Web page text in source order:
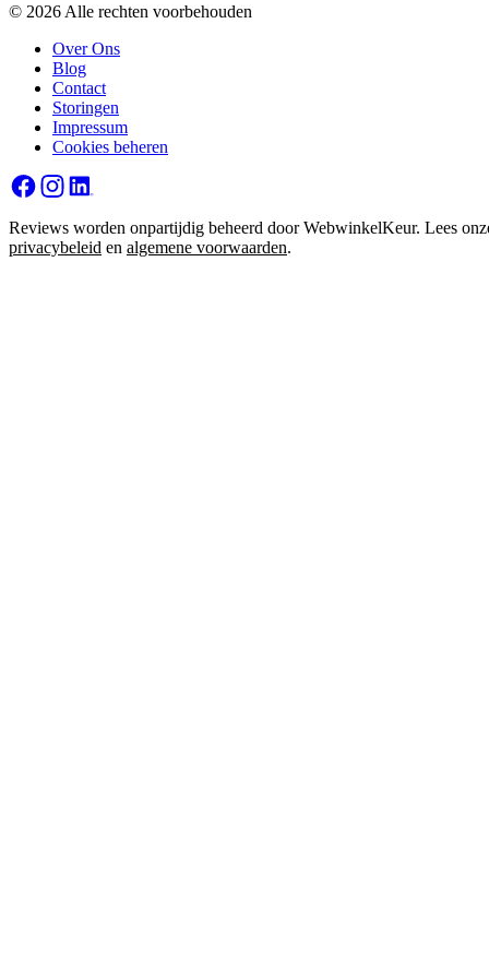
© 2026 Alle rechten voorbehouden
Over Ons
Blog
Contact
Storingen
Impressum
Cookies beheren
Reviews worden onpartijdig beheerd door WebwinkelKeur. Lees
privacybeleid en algemene voorwaarden.